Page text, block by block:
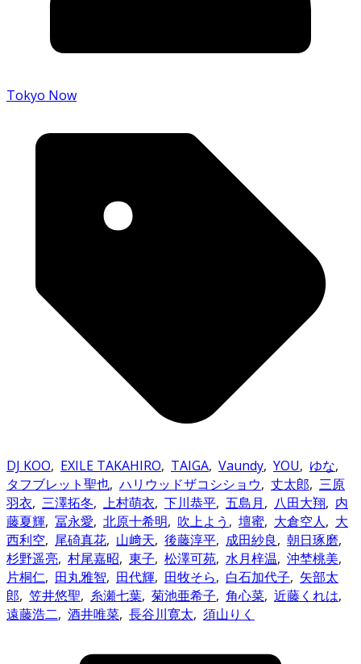
Tokyo Now
DJ KOO, EXILE TAKAHIRO, TAIGA, Vaundy, YOU, ゆな,
タフブレット聖也, ハリウッドザコシショウ, 丈太郎, 三原
羽衣, 三澤拓冬, 上村萌衣, 下川恭平, 五島月, 八田大翔, 内
藤夏輝, 冨永愛, 北原十希明, 吹上よう , 壇蜜, 大倉空人, 大
西利空, 尾碕真花, 山﨑天, 後藤淳平, 成田紗良, 朝日琢磨,
杉野遥亮, 村尾嘉昭, 東子, 松澤可苑, 水月梓温, 沖埜桃美,
片桐仁, 田丸雅智, 田代輝, 田牧そら, 白石加代子, 矢部太
郎, 笠井悠聖, 糸瀬七葉, 菊池亜希子, 角心菜, 近藤くれは,
遠藤浩二, 酒井唯菜, 長谷川寛太, 須山りく